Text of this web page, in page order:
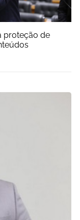
proteção de